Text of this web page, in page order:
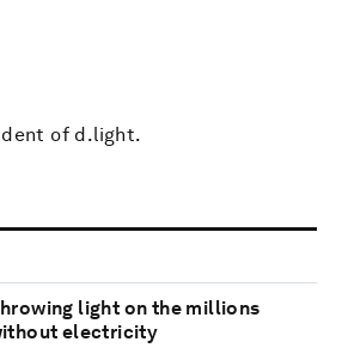
of d.light.
light on the millions
electricity